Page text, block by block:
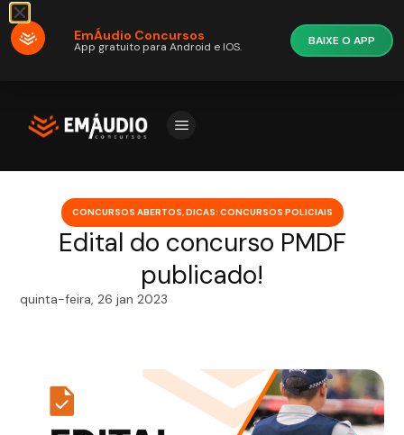
CONCURSOS ABERTOS,DICAS: CONCURSOS POLICIAIS
Edital do concurso PMDF
publicado!
quinta-feira, 26 jan 2023
EmÁudio Concursos
App gratuito para Android e IOS. BAIXE O APP